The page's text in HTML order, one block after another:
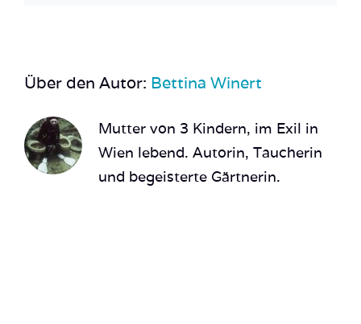
Über den Autor: Bettina Winert
Mutter von 3 Kindern, im Exil in
Wien lebend. Autorin, Taucherin
und begeisterte Gärtnerin.